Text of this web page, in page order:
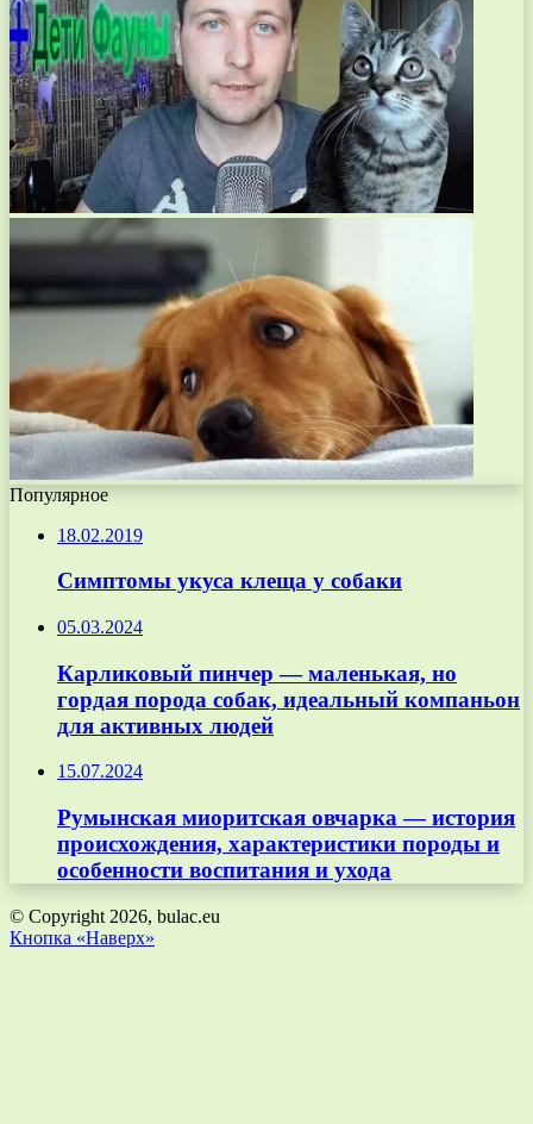
Популярное
18.02.2019
Симптомы укуса клеща у собаки
05.03.2024
Карликовый пинчер — маленькая, но
гордая порода собак, идеальный компаньон
для активных людей
15.07.2024
Румынская миоритская овчарка — история
происхождения, характеристики породы и
особенности воспитания и ухода
© Copyright 2026, bulac.eu
Кнопка «Наверх»